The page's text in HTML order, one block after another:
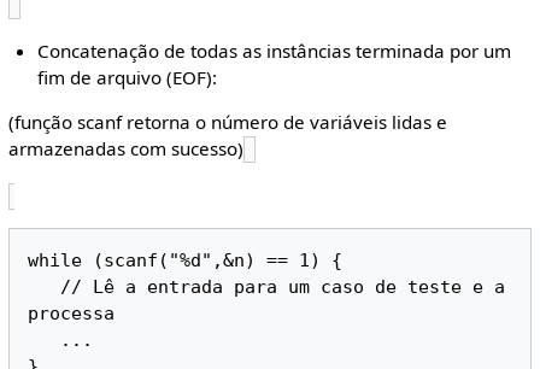
Concatenação de todas as instâncias terminada por um
fim de arquivo (EOF):
(função scanf retorna o número de variáveis lidas e
armazenadas com sucesso)
while (scanf("%d",&n) == 1) {
processa